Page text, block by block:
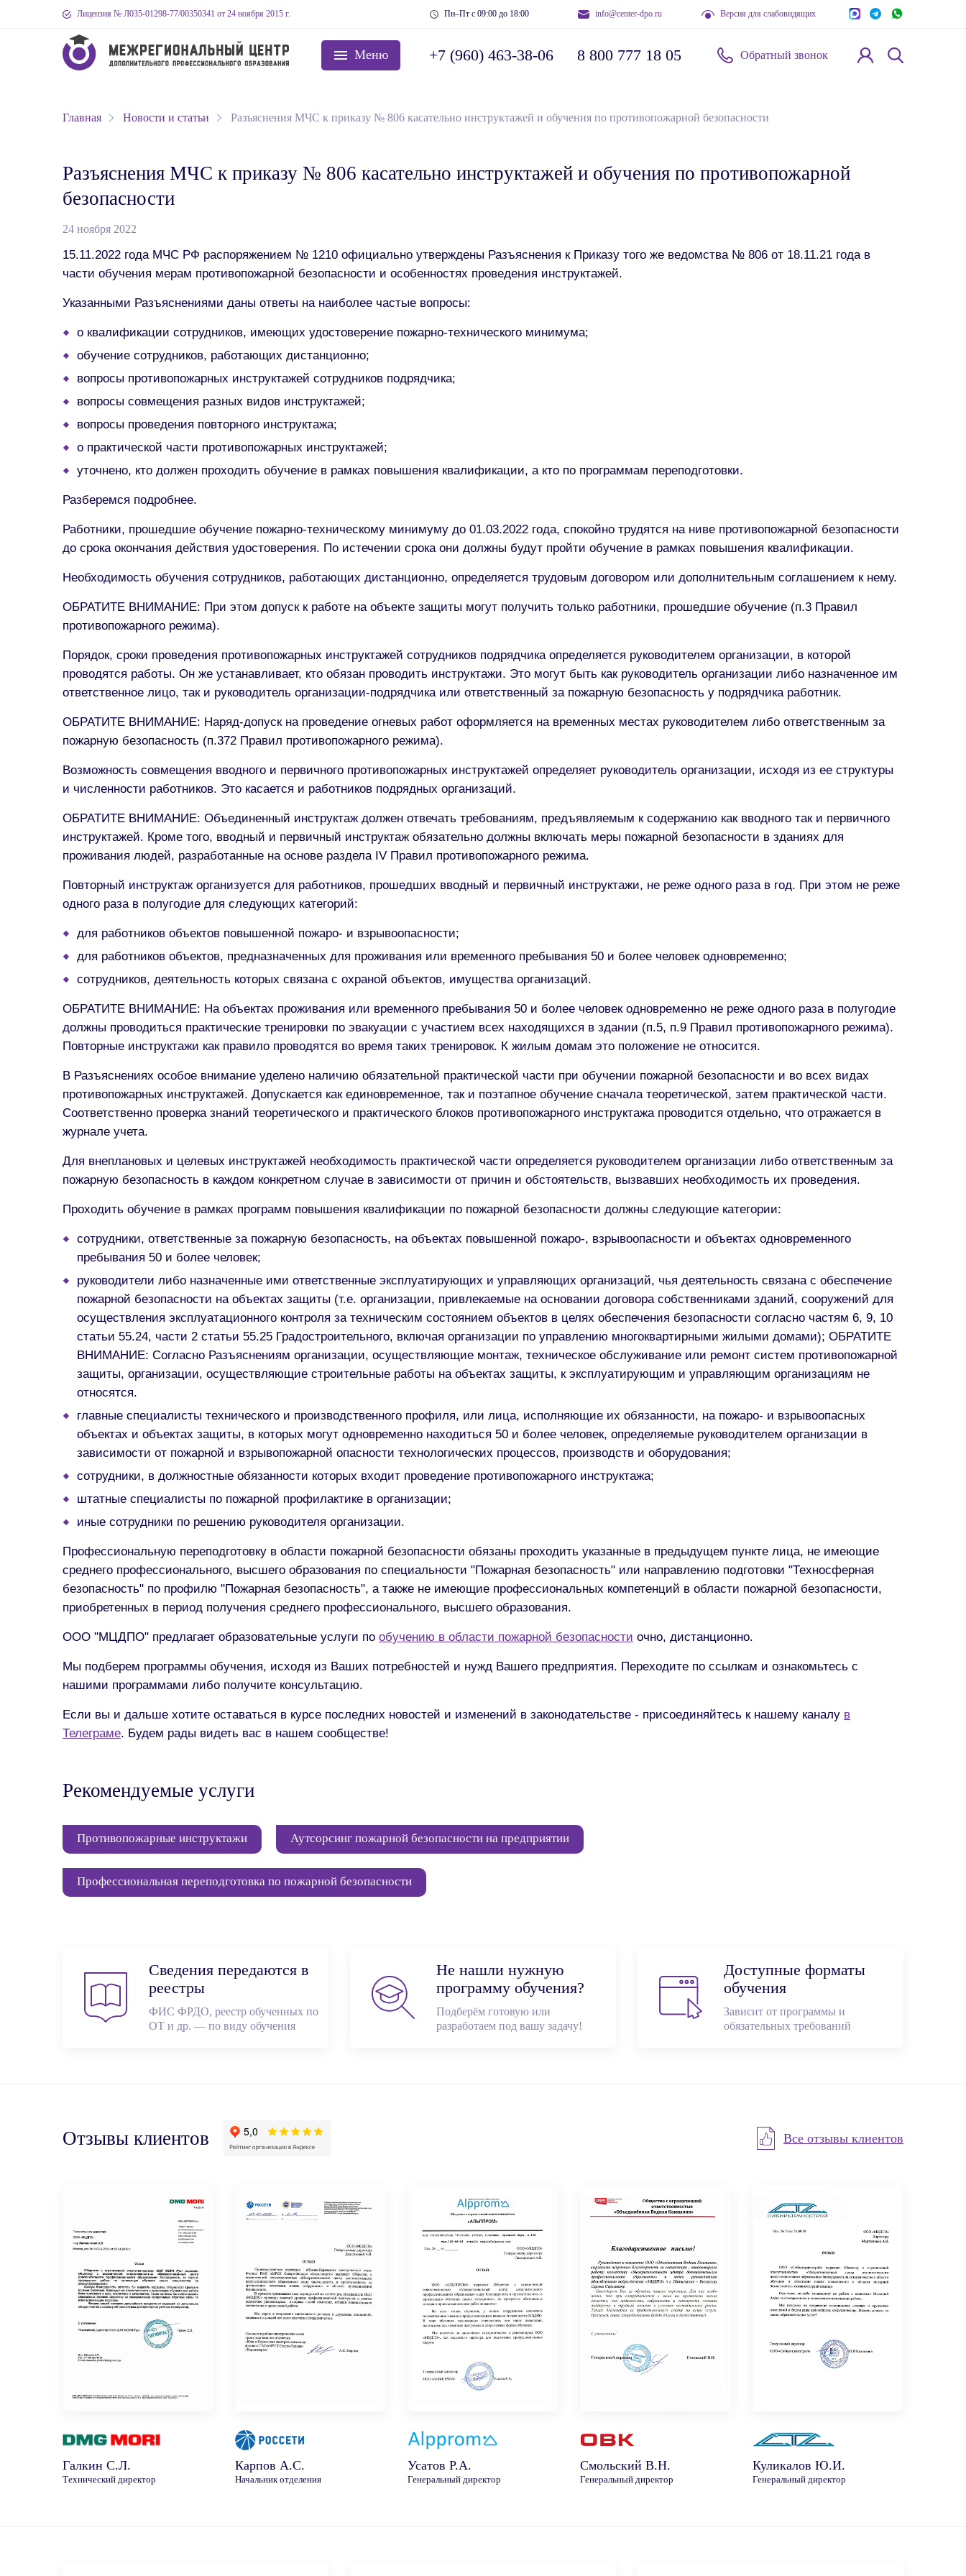
Лицензия № Л035-01298-77/00350341 от 24 ноября 2015 г. Пн–Пт с 09:00 до 18:00 info@center-dpo.ru Версия для слабовидящих
Меню +7 (960) 463-38-06 8 800 777 18 05 Обратный звонок
Главная Новости и статьи Разъяснения МЧС к приказу № 806 касательно инструктажей и обучения по противопожарной безопасности
Разъяснения МЧС к приказу № 806 касательно инструктажей и обучения по противопожарной
безопасности
24 ноября 2022
15.11.2022 года МЧС РФ распоряжением № 1210 официально утверждены Разъяснения к Приказу того же ведомства № 806 от 18.11.21 года в
части обучения мерам противопожарной безопасности и особенностях проведения инструктажей.
Указанными Разъяснениями даны ответы на наиболее частые вопросы:
о квалификации сотрудников, имеющих удостоверение пожарно-технического минимума;
обучение сотрудников, работающих дистанционно;
вопросы противопожарных инструктажей сотрудников подрядчика;
вопросы совмещения разных видов инструктажей;
вопросы проведения повторного инструктажа;
о практической части противопожарных инструктажей;
уточнено, кто должен проходить обучение в рамках повышения квалификации, а кто по программам переподготовки.
Разберемся подробнее.
Работники, прошедшие обучение пожарно-техническому минимуму до 01.03.2022 года, спокойно трудятся на ниве противопожарной безопасности
до срока окончания действия удостоверения. По истечении срока они должны будут пройти обучение в рамках повышения квалификации.
Необходимость обучения сотрудников, работающих дистанционно, определяется трудовым договором или дополнительным соглашением к нему.
ОБРАТИТЕ ВНИМАНИЕ: При этом допуск к работе на объекте защиты могут получить только работники, прошедшие обучение (п.3 Правил
противопожарного режима).
Порядок, сроки проведения противопожарных инструктажей сотрудников подрядчика определяется руководителем организации, в которой
проводятся работы. Он же устанавливает, кто обязан проводить инструктажи. Это могут быть как руководитель организации либо назначенное им
ответственное лицо, так и руководитель организации-подрядчика или ответственный за пожарную безопасность у подрядчика работник.
ОБРАТИТЕ ВНИМАНИЕ: Наряд-допуск на проведение огневых работ оформляется на временных местах руководителем либо ответственным за
пожарную безопасность (п.372 Правил противопожарного режима).
Возможность совмещения вводного и первичного противопожарных инструктажей определяет руководитель организации, исходя из ее структуры
и численности работников. Это касается и работников подрядных организаций.
ОБРАТИТЕ ВНИМАНИЕ: Объединенный инструктаж должен отвечать требованиям, предъявляемым к содержанию как вводного так и первичного
инструктажей. Кроме того, вводный и первичный инструктаж обязательно должны включать меры пожарной безопасности в зданиях для
проживания людей, разработанные на основе раздела IV Правил противопожарного режима.
Повторный инструктаж организуется для работников, прошедших вводный и первичный инструктажи, не реже одного раза в год. При этом не реже
одного раза в полугодие для следующих категорий:
для работников объектов повышенной пожаро- и взрывоопасности;
для работников объектов, предназначенных для проживания или временного пребывания 50 и более человек одновременно;
сотрудников, деятельность которых связана с охраной объектов, имущества организаций.
ОБРАТИТЕ ВНИМАНИЕ: На объектах проживания или временного пребывания 50 и более человек одновременно не реже одного раза в полугодие
должны проводиться практические тренировки по эвакуации с участием всех находящихся в здании (п.5, п.9 Правил противопожарного режима).
Повторные инструктажи как правило проводятся во время таких тренировок. К жилым домам это положение не относится.
В Разъяснениях особое внимание уделено наличию обязательной практической части при обучении пожарной безопасности и во всех видах
противопожарных инструктажей. Допускается как единовременное, так и поэтапное обучение сначала теоретической, затем практической части.
Соответственно проверка знаний теоретического и практического блоков противопожарного инструктажа проводится отдельно, что отражается в
журнале учета.
Для внеплановых и целевых инструктажей необходимость практической части определяется руководителем организации либо ответственным за
пожарную безопасность в каждом конкретном случае в зависимости от причин и обстоятельств, вызвавших необходимость их проведения.
Проходить обучение в рамках программ повышения квалификации по пожарной безопасности должны следующие категории:
сотрудники, ответственные за пожарную безопасность, на объектах повышенной пожаро-, взрывоопасности и объектах одновременного
пребывания 50 и более человек;
руководители либо назначенные ими ответственные эксплуатирующих и управляющих организаций, чья деятельность связана с обеспечение
пожарной безопасности на объектах защиты (т.е. организации, привлекаемые на основании договора собственниками зданий, сооружений для
осуществления эксплуатационного контроля за техническим состоянием объектов в целях обеспечения безопасности согласно частям 6, 9, 10
статьи 55.24, части 2 статьи 55.25 Градостроительного, включая организации по управлению многоквартирными жилыми домами); ОБРАТИТЕ
ВНИМАНИЕ: Согласно Разъяснениям организации, осуществляющие монтаж, техническое обслуживание или ремонт систем противопожарной
защиты, организации, осуществляющие строительные работы на объектах защиты, к эксплуатирующим и управляющим организациям не
относятся.
главные специалисты технического и производственного профиля, или лица, исполняющие их обязанности, на пожаро- и взрывоопасных
объектах и объектах защиты, в которых могут одновременно находиться 50 и более человек, определяемые руководителем организации в
зависимости от пожарной и взрывопожарной опасности технологических процессов, производств и оборудования;
сотрудники, в должностные обязанности которых входит проведение противопожарного инструктажа;
штатные специалисты по пожарной профилактике в организации;
иные сотрудники по решению руководителя организации.
Профессиональную переподготовку в области пожарной безопасности обязаны проходить указанные в предыдущем пункте лица, не имеющие
среднего профессионального, высшего образования по специальности "Пожарная безопасность" или направлению подготовки "Техносферная
безопасность" по профилю "Пожарная безопасность", а также не имеющие профессиональных компетенций в области пожарной безопасности,
приобретенных в период получения среднего профессионального, высшего образования.
ООО "МЦДПО" предлагает образовательные услуги по обучению в области пожарной безопасности очно, дистанционно.
Мы подберем программы обучения, исходя из Ваших потребностей и нужд Вашего предприятия. Переходите по ссылкам и ознакомьтесь с
нашими программами либо получите консультацию.
Если вы и дальше хотите оставаться в курсе последних новостей и изменений в законодательстве - присоединяйтесь к нашему каналу в
Телеграме. Будем рады видеть вас в нашем сообществе!
Рекомендуемые услуги
Противопожарные инструктажи Аутсорсинг пожарной безопасности на предприятии
Профессиональная переподготовка по пожарной безопасности
Сведения передаются в
реестры
ФИС ФРДО, реестр обученных по
ОТ и др. — по виду обучения
Не нашли нужную
программу обучения?
Подберём готовую или
разработаем под вашу задачу!
Доступные форматы
обучения
Зависит от программы и
обязательных требований
Отзывы клиентов Все отзывы клиентов
Галкин С.Л.
Технический директор
Карпов А.С.
Начальник отделения
Усатов Р.А.
Генеральный директор
Смольский В.Н.
Генеральный директор
Куликалов Ю.И.
Генеральный директор